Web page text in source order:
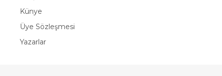
Künye
Üye Sözleşmesi
Yazarlar